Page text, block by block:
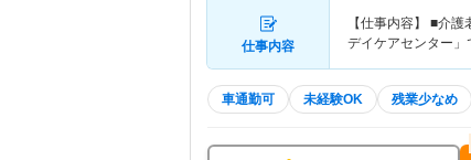
仕事内容
【仕事内容】 ■介
デイケアセンター
車通勤可 未経験OK 残業少なめ